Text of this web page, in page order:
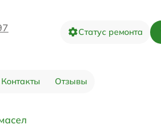
Статус ремонта
Контакты Отзывы